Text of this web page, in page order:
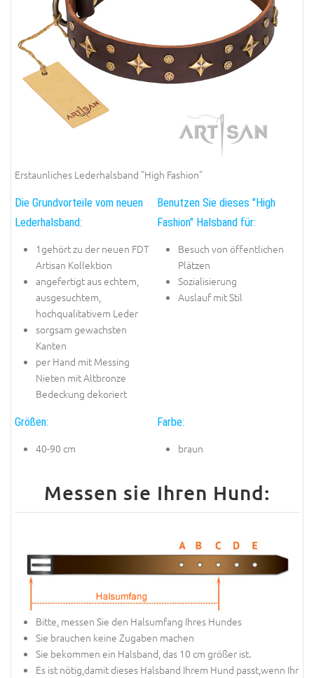
Erstaunliches Lederhalsband "High Fashion"
Die Grundvorteile vom neuen
Lederhalsband:
1gehört zu der neuen FDT
Artisan Kollektion
angefertigt aus echtem,
ausgesuchtem,
hochqualitativem Leder
sorgsam gewachsten
Kanten
per Hand mit Messing
Nieten mit Altbronze
Bedeckung dekoriert
Benutzen Sie dieses "High
Fashion" Halsband für:
Besuch von öffentlichen
Plätzen
Sozialisierung
Auslauf mit Stil
Größen:
40-90 cm
Farbe:
braun
Messen sie Ihren Hund:
Bitte, messen Sie den Halsumfang Ihres Hundes
Sie brauchen keine Zugaben machen
Sie bekommen ein Halsband, das 10 cm größer ist.
Es ist nötig,damit dieses Halsband Ihrem Hund passt,wenn Ihr